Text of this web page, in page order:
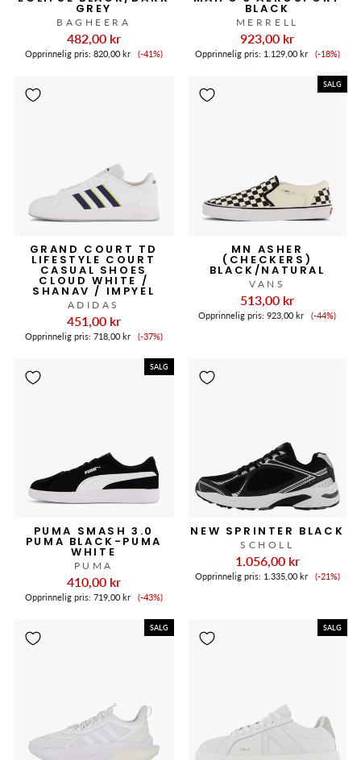
GREY
BAGHEERA
482,00 kr
Opprinnelig pris: 820,00 kr Salgspris
(-41%)
BLACK
MERRELL
923,00 kr
Opprinnelig pris: 1.129,00 kr (-18%)
GRAND COURT TD
LIFESTYLE COURT
CASUAL SHOES
CLOUD WHITE /
SHANAV / IMPYEL
ADIDAS
451,00 kr
Opprinnelig pris: 718,00 kr Salgspris
(-37%)
SALG
MN ASHER
(CHECKERS)
BLACK/NATURAL
VANS
513,00 kr
Opprinnelig pris:923,00 kr Salgspris
(-44%)
SALG
PUMA SMASH 3.0
PUMA BLACK-PUMA
WHITE
PUMA
410,00 kr
Opprinnelig pris: 719,00 kr Salgspris
(-43%)
NEW SPRINTER BLACK
SCHOLL
1.056,00 kr
Opprinnelig pris: 1.335,00 kr (-21%)
SALG SALG